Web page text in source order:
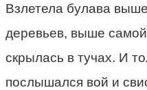
Взлетела булава
деревьев, выше
скрылась в тучах. И
послышался вой и